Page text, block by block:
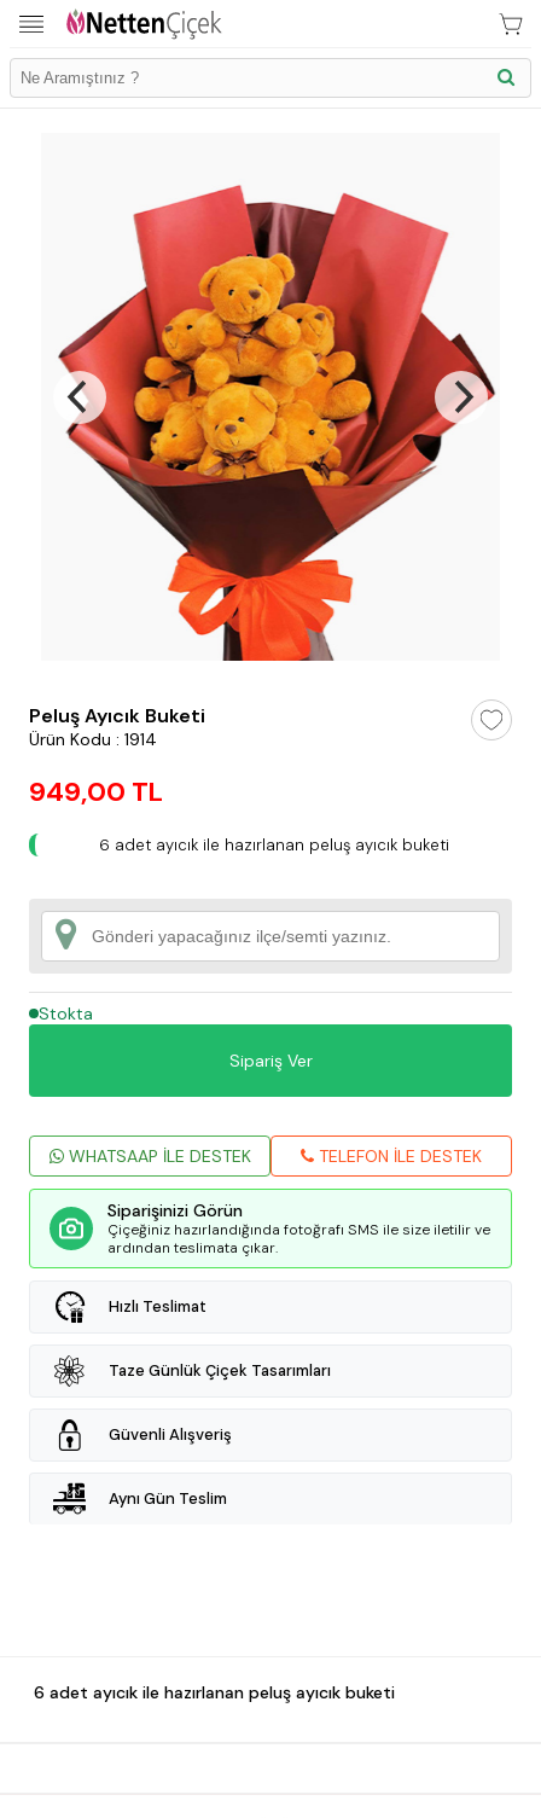
Peluş Ayıcık Buketi
Ürün Kodu : 1914
949,00 TL
6 adet ayıcık ile hazırlanan peluş ayıcık buketi
Stokta
Sipariş Ver
WHATSAAP İLE DESTEK TELEFON İLE DESTEK
Siparişinizi Görün
Çiçeğiniz hazırlandığında fotoğrafı SMS ile size iletilir ve
ardından teslimata çıkar.
Hızlı Teslimat
Taze Günlük Çiçek Tasarımları
Güvenli Alışveriş
Aynı Gün Teslim
6 adet ayıcık ile hazırlanan peluş ayıcık buketi
İletişim Bilgilerimiz
KVK Bilgilendirme
Ödeme Bllgileri